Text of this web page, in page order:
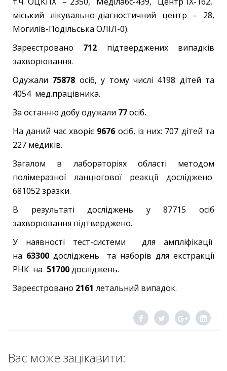
міський лікувально-діагностичний центр – 28,
Могилів-Подільська ОЛІЛ-0).
Зареєстровано 712 підтверджених випадків
захворювання.
Одужали 75878 осіб, у тому числі 4198 дітей та
4054 мед.працівника.
За останню добу одужали 77осіб.
На даний час хворіє 9676 осіб, із них: 707 дітей та
227 медиків.
Загалом в лабораторіях області методом
полімеразної ланцюгової реакції досліджено
681052 зразки.
В результаті досліджень у 87715 осіб
захворювання підтверджено.
У наявності тест-системи для ампліфікації
на 63300 досліджень та наборів для екстракції
РНК на 51700досліджень.
Зареєстровано 2161 летальний випадок.
Вас може зацікавити: